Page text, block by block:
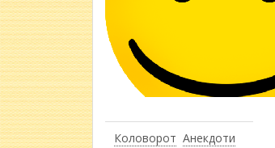
Коловорот Анекдоти